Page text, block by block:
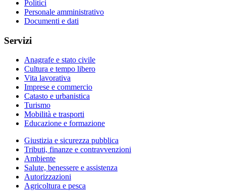
Politici
Personale amministrativo
Documenti e dati
Servizi
Anagrafe e stato civile
Cultura e tempo libero
Vita lavorativa
Imprese e commercio
Catasto e urbanistica
Turismo
Mobilità e trasporti
Educazione e formazione
Giustizia e sicurezza pubblica
Tributi, finanze e contravvenzioni
Ambiente
Salute, benessere e assistenza
Autorizzazioni
Agricoltura e pesca